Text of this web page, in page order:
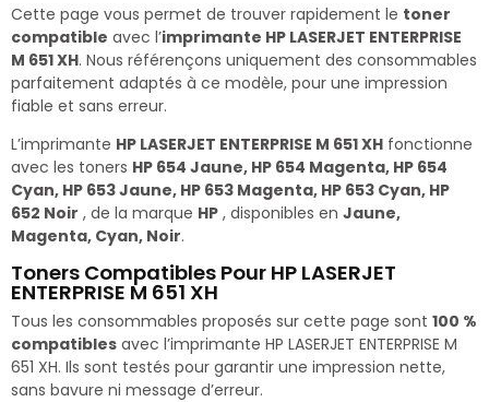
Cette page vous permet de trouver rapidement le toner
compatible avec l’imprimante HP LASERJET ENTERPRISE
M 651 XH. Nous référençons uniquement des consommables
parfaitement adaptés à ce modèle, pour une impression
fiable et sans erreur.
L’imprimante HP LASERJET ENTERPRISE M 651 XH fonctionne
avec les toners HP 654 Jaune, HP 654 Magenta, HP 654
Cyan, HP 653 Jaune, HP 653 Magenta, HP 653 Cyan, HP
652 Noir , de la marque HP , disponibles en Jaune,
Magenta, Cyan, Noir.
Toners Compatibles Pour HP LASERJET
ENTERPRISE M 651 XH
Tous les consommables proposés sur cette page sont 100 %
compatibles avec l’imprimante HP LASERJET ENTERPRISE M
651 XH. Ils sont testés pour garantir une impression nette,
sans bavure ni message d’erreur.